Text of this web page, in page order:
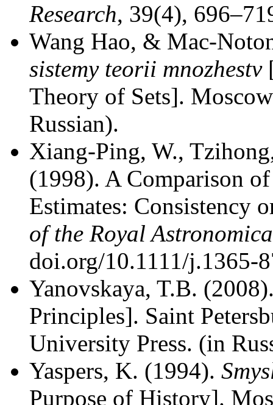
Research, 39(4),
Wang Hao, & Mac-
sistemy teorii mnozhestv
Theory of Sets].
Russian).
Xiang-Ping, W.,
(1998). A Comparison
Estimates: Consistency
of the Royal
doi.org/10.1111/j.1365-
Yanovskaya, T.B.
Principles]. Saint
University Press. (in
Yaspers, K. (1994).
Purpose of History].